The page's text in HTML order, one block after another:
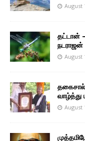
August
தட்டான் –
நடராஜன்
August
தகைசால்
வாழ்த்து
August